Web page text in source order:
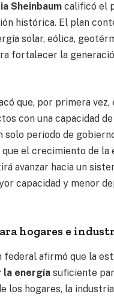
Sheinbaum calificó el
histórica. El plan
solar, eólica,
fortalecer la
que, por primera vez,
con una capacidad de
solo periodo de
que el crecimiento de la
avanzar hacia un
capacidad y menor
hogares e
federal afirmó que la
la energía suficiente
los hogares, la